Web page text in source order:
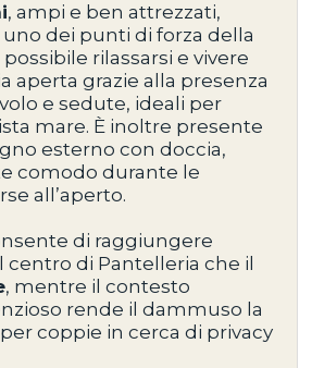
, ampi e ben attrezzati,
dei punti di forza della
rilassarsi e vivere
aperta grazie alla presenza
e sedute, ideali per
mare. È inoltre presente
esterno con doccia,
comodo durante le
all’aperto.
di raggiungere
centro di Pantelleria che il
, mentre il contesto
rende il dammuso la
percoppie in cerca di privacy